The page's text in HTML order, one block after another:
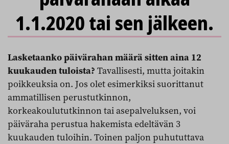
1.1.2020 tai sen jälkeen.
Lasketaanko päivärahan määrä sitten aina 12
kuukauden tuloista? Tavallisesti, mutta joitakin
poikkeuksia on. Jos olet esimerkiksi suorittanut
ammatillisen perustutkinnon,
korkeakoulututkinnon tai asepalveluksen, voi
päiväraha perustua hakemista edeltävän 3
kuukauden tuloihin. Toinen paljon puhututtava